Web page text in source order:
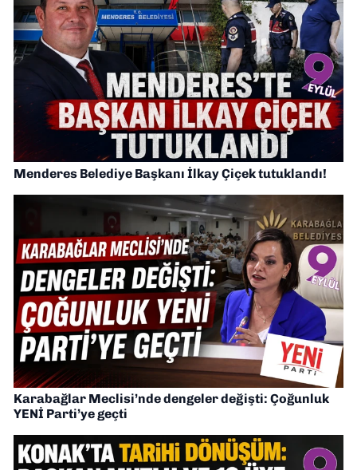
Menderes Belediye Başkanı İlkay Çiçek tutuklandı!
Karabağlar Meclisi’nde dengeler değişti: Çoğunluk
YENİ Parti’ye geçti